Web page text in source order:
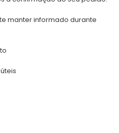
manter informado durante